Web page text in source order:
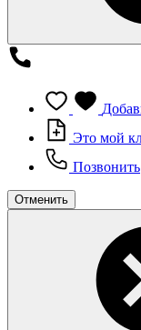
Это мой
Позвонить
Отменить